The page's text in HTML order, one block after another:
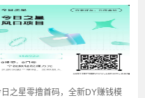
之星零撸首码，全新DY赚钱模